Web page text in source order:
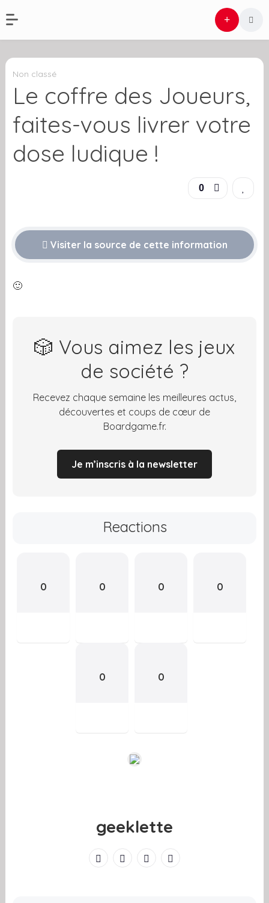
Non classé
Le coffre des Joueurs,
faites-vous livrer votre
dose ludique !
0
Visiter la source de cette information
🙂
🎲 Vous aimez les jeux
de société ?
Recevez chaque semaine les meilleures actus,
découvertes et coups de cœur de
Boardgame.fr.
Je m’inscris à la newsletter
Reactions
0 0 0 0
0 0
geeklette